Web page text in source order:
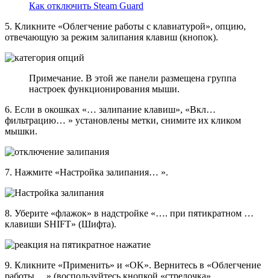
Как отключить Steam Guard
5. Кликните «Облегчение работы с клавиатурой», опцию,
отвечающую за режим залипания клавиш (кнопок).
Примечание. В этой же панели размещена группа
настроек функционирования мыши.
6. Если в окошках «… залипание клавиш», «Вкл…
фильтрацию… » установлены метки, снимите их кликом
мышки.
7. Нажмите «Настройка залипания… ».
8. Уберите «флажок» в надстройке «…. при пятикратном …
клавиши SHIFT» (Шифта).
9. Кликните «Применить» и «OK». Вернитесь в «Облегчение
работы… » (воспользуйтесь кнопкой «стрелочка»,